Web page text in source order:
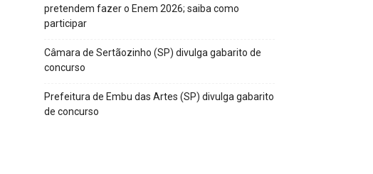
pretendem fazer o Enem 2026; saiba como
participar
Câmara de Sertãozinho (SP) divulga gabarito de
concurso
Prefeitura de Embu das Artes (SP) divulga gabarito
de concurso